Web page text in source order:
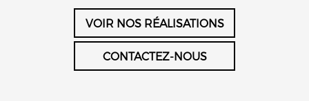
VOIR NOS RÉALISATIONS
CONTACTEZ-NOUS